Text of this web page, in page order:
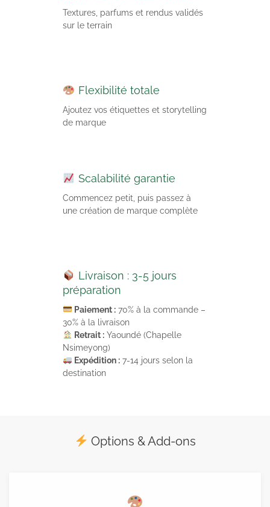
Textures, parfums et rendus validés
sur le terrain
Flexibilité totale
Ajoutez vos étiquettes et storytelling
de marque
Scalabilité garantie
Commencez petit, puis passez à
une création de marque complète
Livraison : 3-5 jours
préparation
Paiement :70% à la commande –
30% à la livraison
Retrait :Yaoundé (Chapelle
Nsimeyong)
Expédition :7-14 jours selon la
destination
Options & Add-ons